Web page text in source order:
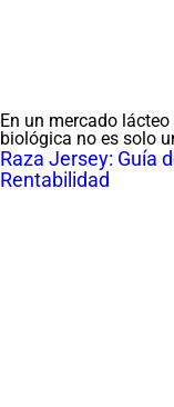
En un mercado
biológica no es solo
Raza Jersey: Guía
Rentabilidad